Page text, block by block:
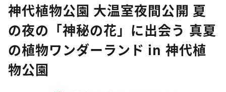
神代植物公園 大温室夜間公開 夏
の夜の「神秘の花」に出会う 真夏
の植物ワンダーランド in 神代植
物公園